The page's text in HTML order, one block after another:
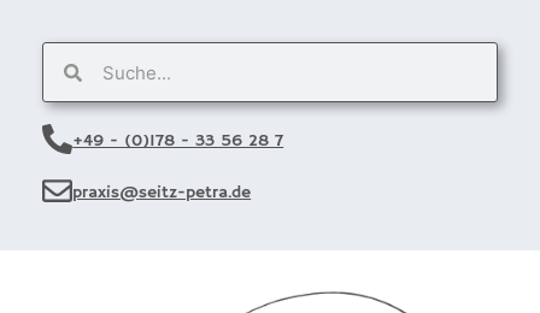
+49 - (0)178 - 33 56 28 7
praxis@seitz-petra.de